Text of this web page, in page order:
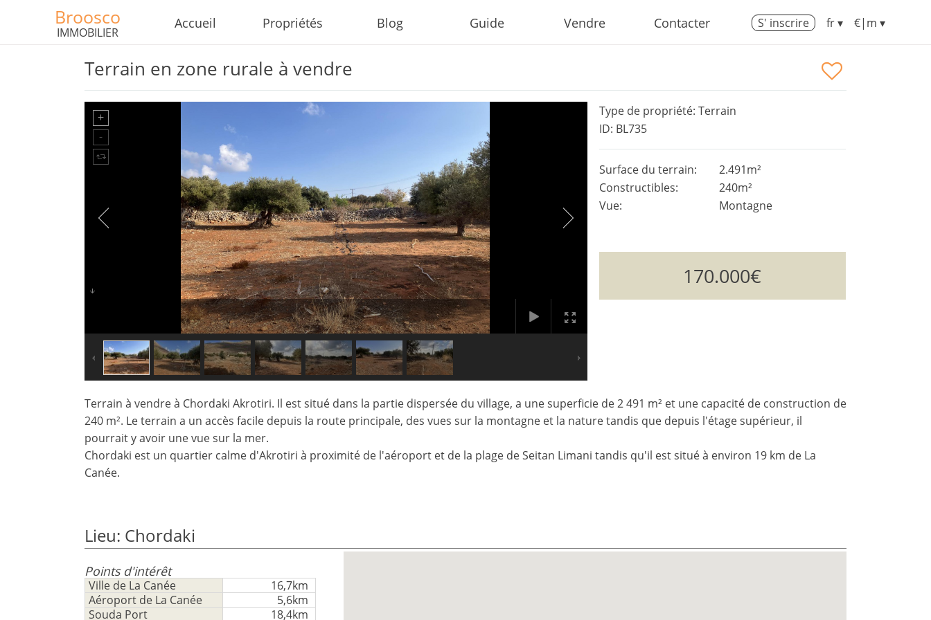
Broosco
IMMOBILIER
Accueil Propriétés Blog Guide Vendre Contacter S' inscrire fr ▾ €|m ▾
Terrain en zone rurale à vendre
Type de propriété: Terrain
ID: BL735
Surface du terrain:
2.491m²
Constructibles:
240m²
Vue:
Montagne
170.000€
Terrain à vendre à Chordaki Akrotiri. Il est situé dans la partie dispersée du village, a une superficie de 2 491 m² et une capacité de construction de
240 m². Le terrain a un accès facile depuis la route principale, des vues sur la montagne et la nature tandis que depuis l'étage supérieur, il
pourrait y avoir une vue sur la mer.
Chordaki est un quartier calme d'Akrotiri à proximité de l'aéroport et de la plage de Seitan Limani tandis qu'il est situé à environ 19 km de La
Canée.
Lieu: Chordaki
Points d'intérêt
Ville de La Canée
16,7km
Aéroport de La Canée
5,6km
Souda Port
18,4km
m/km/m²
ft/mi/ft²